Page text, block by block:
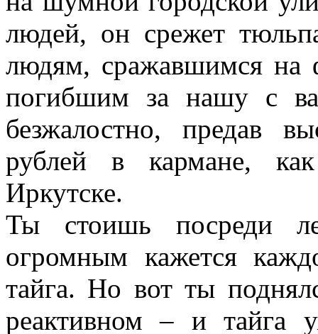
людей, он срежет
людям, сражавшимся на
погибшим за нашу с
безжалостно, предав
рублей в кармане,
Иркутске.
Ты стоишь посреди
огромным кажется
тайга. Но вот ты
реактивном – и тайга